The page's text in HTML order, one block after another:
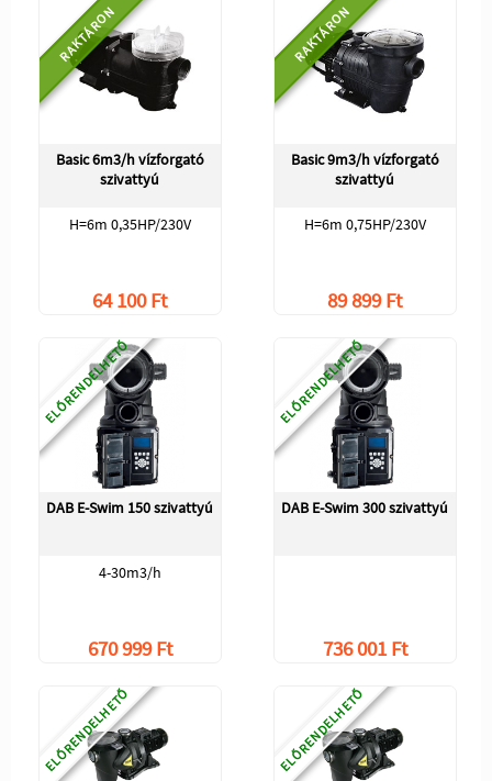
RAKTÁRON
Basic 6m3/h vízforgató
szivattyú
H=6m 0,35HP/230V
64 100 Ft
RAKTÁRON
Basic 9m3/h vízforgató
szivattyú
H=6m 0,75HP/230V
89 899 Ft
ELŐRENDELHETŐ
DAB E-Swim 150 szivattyú
4-30m3/h
670 999 Ft
ELŐRENDELHETŐ
DAB E-Swim 300 szivattyú
736 001 Ft
ELŐRENDELHETŐ ELŐRENDELHETŐ